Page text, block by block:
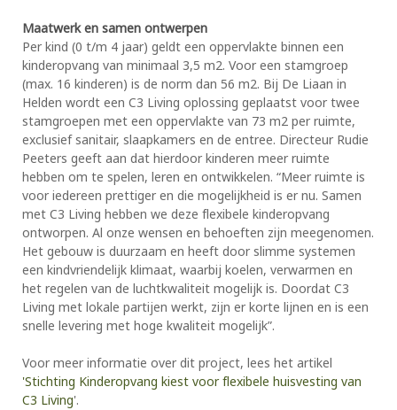
Maatwerk en samen ontwerpen
Per kind (0 t/m 4 jaar) geldt een oppervlakte binnen een
kinderopvang van minimaal 3,5 m2. Voor een stamgroep
(max. 16 kinderen) is de norm dan 56 m2. Bij De Liaan in
Helden wordt een C3 Living oplossing geplaatst voor twee
stamgroepen met een oppervlakte van 73 m2 per ruimte,
exclusief sanitair, slaapkamers en de entree. Directeur Rudie
Peeters geeft aan dat hierdoor kinderen meer ruimte
hebben om te spelen, leren en ontwikkelen. “Meer ruimte is
voor iedereen prettiger en die mogelijkheid is er nu. Samen
met C3 Living hebben we deze flexibele kinderopvang
ontworpen. Al onze wensen en behoeften zijn meegenomen.
Het gebouw is duurzaam en heeft door slimme systemen
een kindvriendelijk klimaat, waarbij koelen, verwarmen en
het regelen van de luchtkwaliteit mogelijk is. Doordat C3
Living met lokale partijen werkt, zijn er korte lijnen en is een
snelle levering met hoge kwaliteit mogelijk”.
Voor meer informatie over dit project, lees het artikel
'Stichting Kinderopvang kiest voor flexibele huisvesting van
C3 Living'.